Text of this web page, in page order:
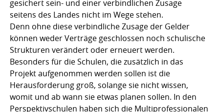
gesichert sein- und einer verbindlichen Zusage
seitens des Landes nicht im Wege stehen.
Denn ohne diese verbindliche Zusage der Gelder
können weder Verträge geschlossen noch schulische
Strukturen verändert oder erneuert werden.
Besonders für die Schulen, die zusätzlich in das
Projekt aufgenommen werden sollen ist die
Herausforderung groß, solange sie nicht wissen,
womit und ab wann sie etwas planen sollen. In den
Perspektivschulen haben sich die Multiprofessionalen